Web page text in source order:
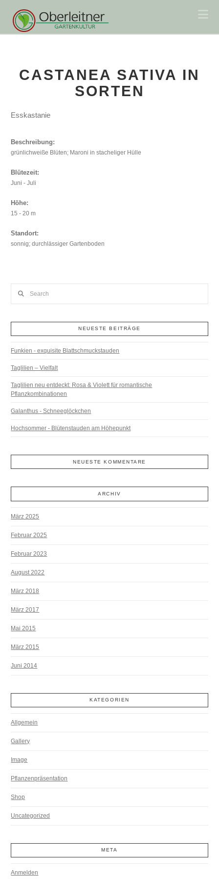
CASTANEA SATIVA IN
SORTEN
Esskastanie
Beschreibung:
grünlichweiße Blüten; Maroni in stacheliger Hülle
Blütezeit:
Juni - Juli
Höhe:
15 - 20 m
Standort:
sonnig; durchlässiger Gartenboden
NEUESTE BEITRÄGE
Funkien - exquisite Blattschmuckstauden
Taglilien – Vielfalt
Taglilien neu entdeckt: Rosa & Violett für romantische
Pflanzkombinationen
Galanthus - Schneeglöckchen
Hochsommer - Blütenstauden am Höhepunkt
NEUESTE KOMMENTARE
ARCHIV
März 2025
Februar 2025
Februar 2023
August 2022
März 2018
März 2017
Mai 2015
März 2015
Juni 2014
KATEGORIEN
Allgemein
Gallery
Image
Pflanzenpräsentation
Shop
Uncategorized
META
Anmelden